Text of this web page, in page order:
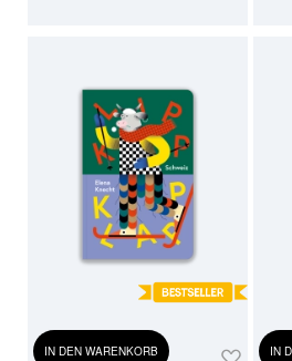
IN DEN WARENKORB IN